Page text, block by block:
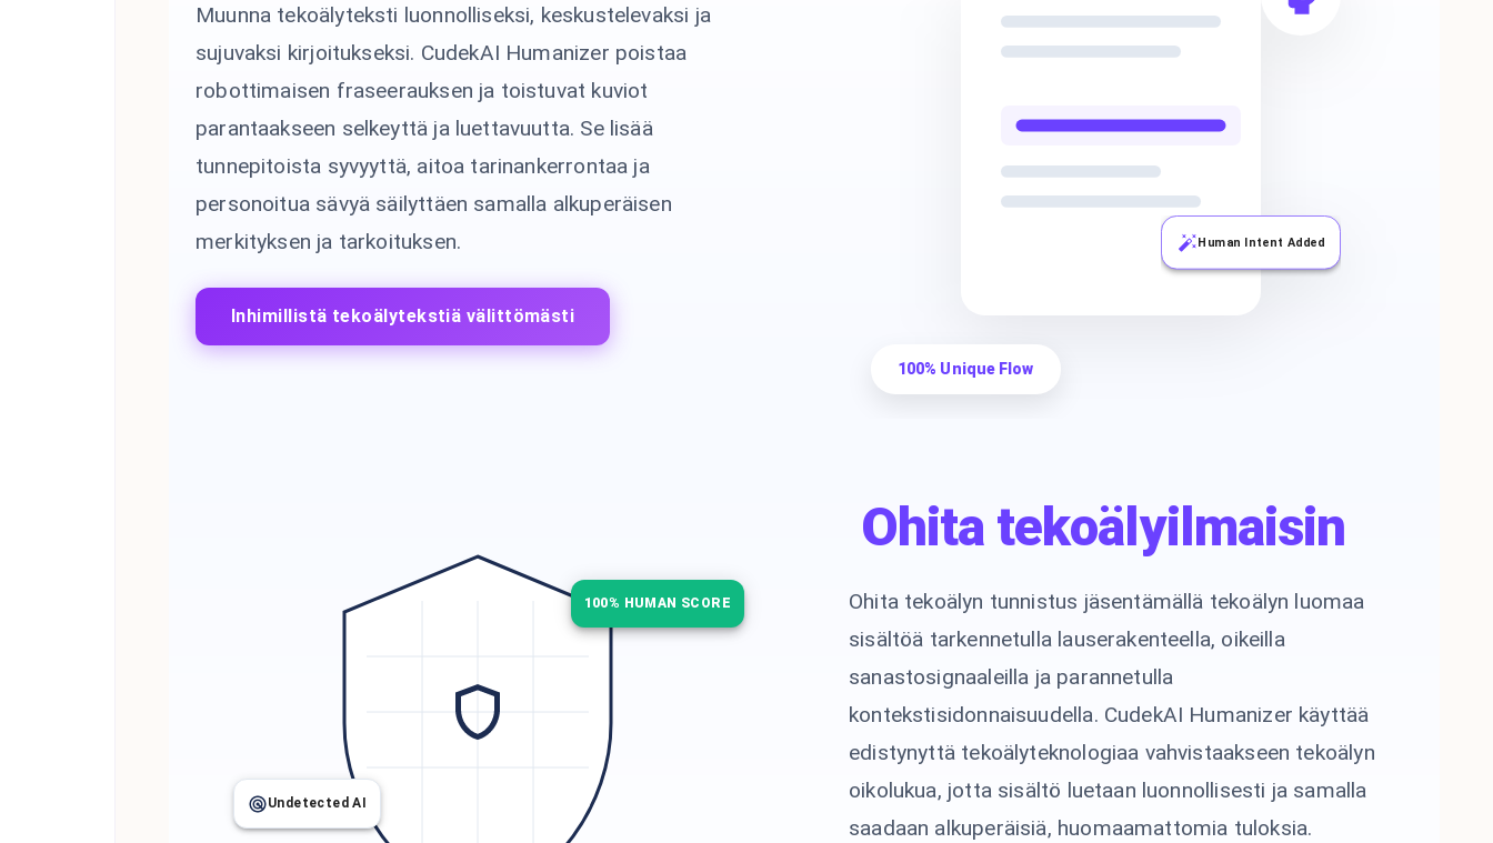
Muunna tekoälyteksti luonnolliseksi, keskustelevaksi ja
sujuvaksi kirjoitukseksi. CudekAI Humanizer poistaa
robottimaisen fraseerauksen ja toistuvat kuviot
parantaakseen selkeyttä ja luettavuutta. Se lisää
tunnepitoista syvyyttä, aitoa tarinankerrontaa ja
personoitua sävyä säilyttäen samalla alkuperäisen
merkityksen ja tarkoituksen.
Inhimillistä tekoälytekstiä välittömästi
Human Intent Added
100% Unique Flow
Ohita tekoälyilmaisin
Ohita tekoälyn tunnistus jäsentämällä tekoälyn luomaa
sisältöä tarkennetulla lauserakenteella, oikeilla
sanastosignaaleilla ja parannetulla
kontekstisidonnaisuudella. CudekAI Humanizer käyttää
edistynyttä tekoälyteknologiaa vahvistaakseen tekoälyn
oikolukua, jotta sisältö luetaan luonnollisesti ja samalla
saadaan alkuperäisiä, huomaamattomia tuloksia.
100% HUMAN SCORE
Undetected AI